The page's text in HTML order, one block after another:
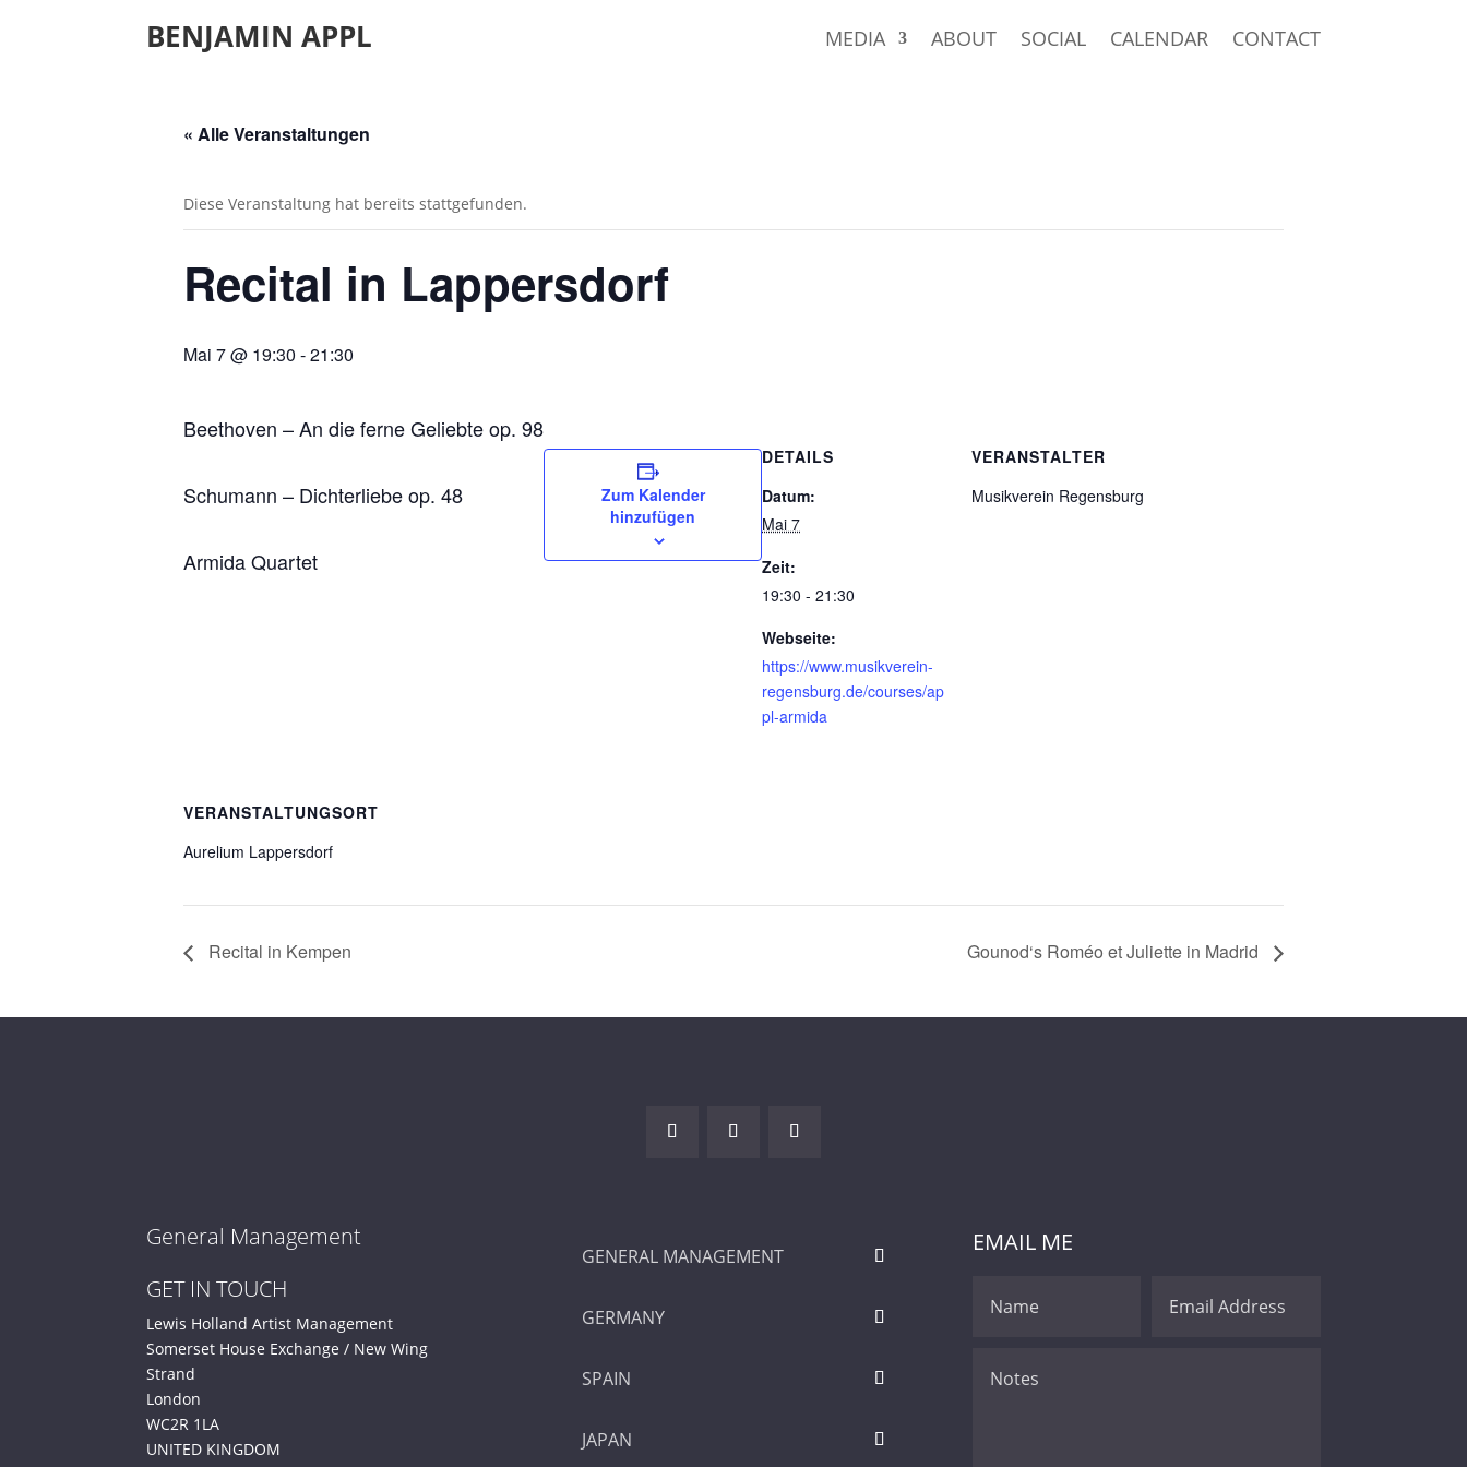
BENJAMIN APPL MEDIA ABOUT SOCIAL CALENDAR CONTACT
« Alle Veranstaltungen
Diese Veranstaltung hat bereits stattgefunden.
Recital in Lappersdorf
Mai 7 @ 19:30 -21:30
Beethoven – An die ferne Geliebte op. 98
Schumann – Dichterliebe op. 48
Armida Quartet
Zum Kalender
hinzufügen
DETAILS
Datum:
Mai 7
Zeit:
19:30 - 21:30
Webseite:
https://www.musikverein-
regensburg.de/courses/ap
pl-armida
VERANSTALTER
Musikverein Regensburg
VERANSTALTUNGSORT
Aurelium Lappersdorf
Recital in Kempen Gounod‘s Roméo et Juliette in Madrid
General Management
GET IN TOUCH
Lewis Holland Artist Management
Somerset House Exchange / New Wing
Strand
London
WC2R 1LA
UNITED KINGDOM
GENERAL MANAGEMENT
GERMANY
SPAIN
JAPAN
EMAIL ME